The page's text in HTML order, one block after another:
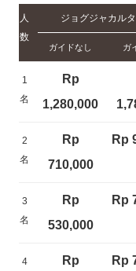
人
数
ジョグジャカル
ガイドなし ガ
1
名
Rp
1,280,000
2
名
Rp
710,000
Rp
3
名
Rp
530,000
Rp
4
Rp
Rp